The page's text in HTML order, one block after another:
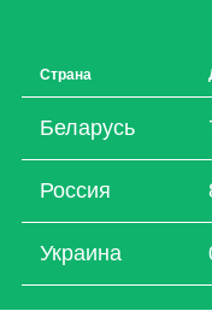
Страна
Беларусь
Россия
Украина